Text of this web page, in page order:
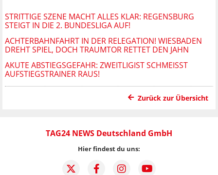
STRITTIGE SZENE MACHT ALLES KLAR: REGENSBURG
STEIGT IN DIE 2. BUNDESLIGA AUF!
ACHTERBAHNFAHRT IN DER RELEGATION! WIESBADEN
DREHT SPIEL, DOCH TRAUMTOR RETTET DEN JAHN
AKUTE ABSTIEGSGEFAHR: ZWEITLIGIST SCHMEISST A
UFSTIEGSTRAINER RAUS!
Zurück zur Übersicht
TAG24 NEWS Deutschland GmbH
Hier findest du uns: